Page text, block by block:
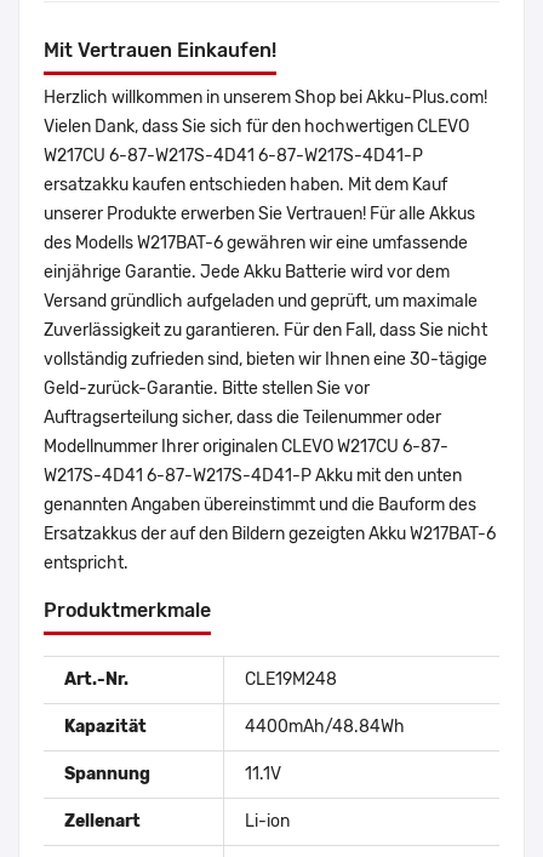
Mit Vertrauen Einkaufen!
Herzlich willkommen in unserem Shop bei Akku-Plus.com!
Vielen Dank, dass Sie sich für den hochwertigen CLEVO
W217CU 6-87-W217S-4D41 6-87-W217S-4D41-P
ersatzakku kaufen entschieden haben. Mit dem Kauf
unserer Produkte erwerben Sie Vertrauen! Für alle Akkus
des Modells W217BAT-6 gewähren wir eine umfassende
einjährige Garantie. Jede Akku Batterie wird vor dem
Versand gründlich aufgeladen und geprüft, um maximale
Zuverlässigkeit zu garantieren. Für den Fall, dass Sie nicht
vollständig zufrieden sind, bieten wir Ihnen eine 30-tägige
Geld-zurück-Garantie. Bitte stellen Sie vor
Auftragserteilung sicher, dass die Teilenummer oder
Modellnummer Ihrer originalen CLEVO W217CU 6-87-
W217S-4D41 6-87-W217S-4D41-P Akku mit den unten
genannten Angaben übereinstimmt und die Bauform des
Ersatzakkus der auf den Bildern gezeigten Akku W217BAT-6
entspricht.
Produktmerkmale
Art.-Nr. CLE19M248
Kapazität 4400mAh/48.84Wh
Spannung 11.1V
Zellenart Li-ion